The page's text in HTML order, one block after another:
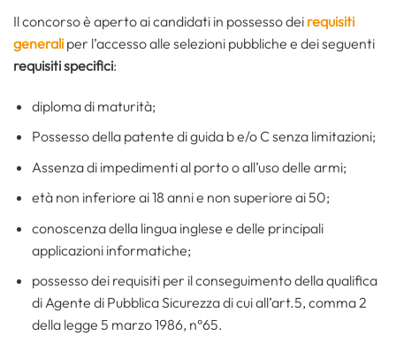
Il concorso è aperto ai candidati in possesso dei requisiti
generali per l’accesso alle selezioni pubbliche e dei seguenti
requisiti specifici:
diploma di maturità;
Possesso della patente di guida b e/o C senza limitazioni;
Assenza di impedimenti al porto o all’uso delle armi;
età non inferiore ai 18 anni e non superiore ai 50;
conoscenza della lingua inglese e delle principali
applicazioni informatiche;
possesso dei requisiti per il conseguimento della qualifica
di Agente di Pubblica Sicurezza di cui all’art.5, comma 2
della legge 5 marzo 1986, n°65.